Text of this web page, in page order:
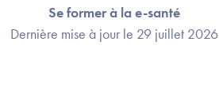
Se former à la e-santé
Dernière mise à jour le 29 juillet 2026